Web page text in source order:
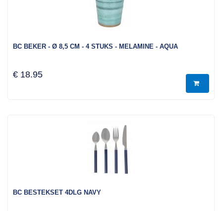
BC BEKER - Ø 8,5 CM - 4 STUKS - MELAMINE - AQUA
€ 18.95
BC BESTEKSET 4DLG NAVY